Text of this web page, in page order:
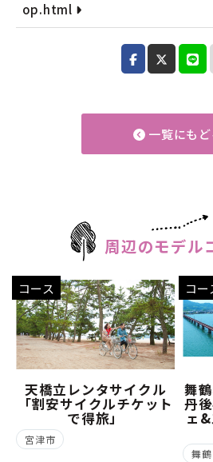
op.html
一覧にもど
周辺のモデル
コース
天橋立レンタサイクル
「割安サイクルチケット
で得旅」
宮津市
コー
舞
丹
ェ
舞